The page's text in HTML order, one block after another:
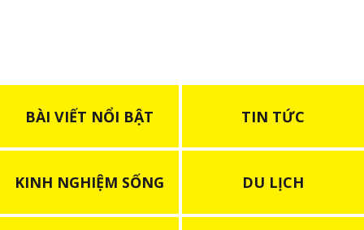
BÀI VIẾT NỔI BẬT TIN TỨC
KINH NGHIỆM SỐNG DU LỊCH